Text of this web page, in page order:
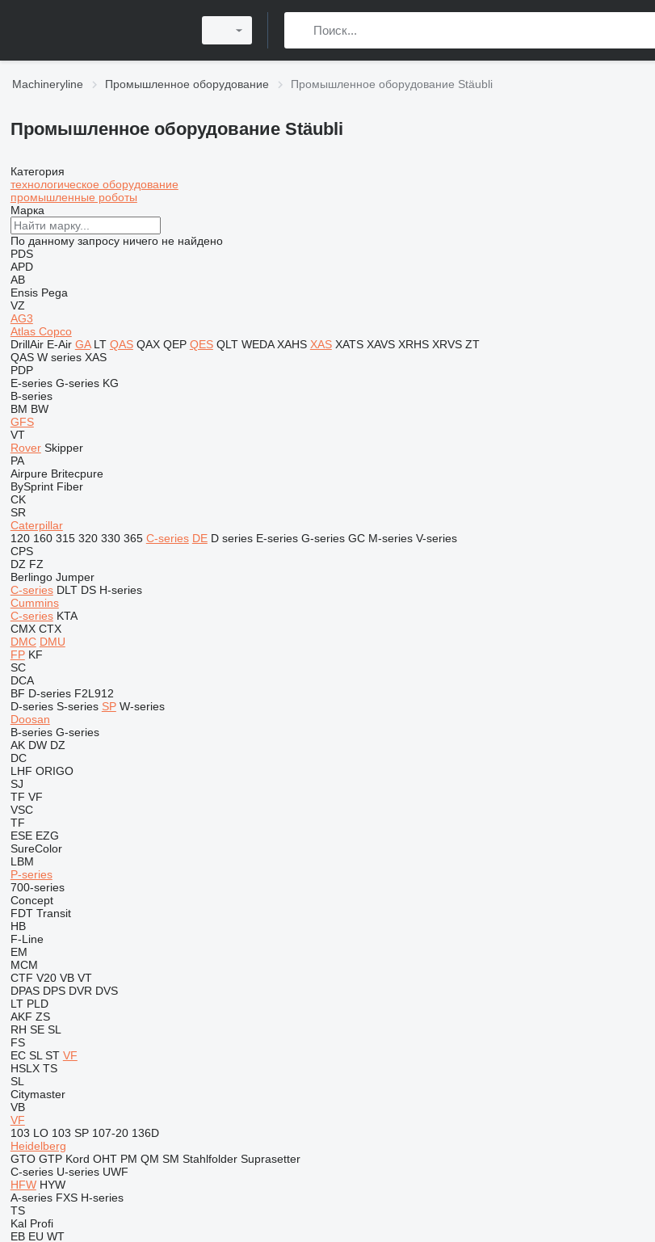
Machineryline Промышленное оборудование Промышленное оборудование Stäubli
Промышленное оборудование Stäubli
Категория
технологическое оборудование
промышленные роботы
Марка
По данному запросу ничего не найдено
PDS
APD
AB
Ensis Pega
VZ
AG3
Atlas Copco
DrillAir E-Air GA LT QAS QAX QEP QES QLT WEDA XAHS XAS XATS XAVS XRHS XRVS ZT
QAS W series XAS
PDP
E-series G-series KG
B-series
BM BW
GFS
VT
Rover Skipper
PA
Airpure Britecpure
BySprint Fiber
CK
SR
Caterpillar
120 160 315 320 330 365 C-series DE D series E-series G-series GC M-series V-series
CPS
DZ FZ
Berlingo Jumper
C-series DLT DS H-series
Cummins
C-series KTA
CMX CTX
DMC DMU
FP KF
SC
DCA
BF D-series F2L912
D-series S-series SP W-series
Doosan
B-series G-series
AK DW DZ
DC
LHF ORIGO
SJ
TF VF
VSC
TF
ESE EZG
SureColor
LBM
P-series
700-series
Concept
FDT Transit
HB
F-Line
EM
MCM
CTF V20 VB VT
DPAS DPS DVR DVS
LT PLD
AKF ZS
RH SE SL
FS
EC SL ST VF
HSLX TS
SL
Citymaster
VB
VF
103 LO 103 SP 107-20 136D
Heidelberg
GTO GTP Kord OHT PM QM SM Stahlfolder Suprasetter
C-series U-series UWF
HFW HYW
A-series FXS H-series
TS
Kal Profi
EB EU WT